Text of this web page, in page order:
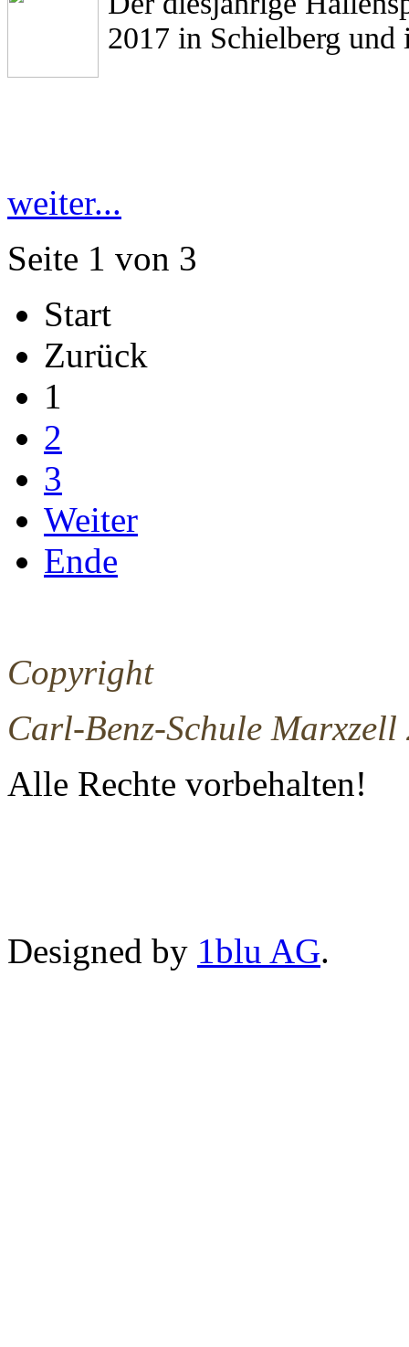
2017 in Schielberg und
weiter...
Seite 1 von 3
Start
Zurück
1
2
3
Weiter
Ende
Copyright
Carl-Benz-Schule Marxzell
Alle Rechte vorbehalten!
Hindi
Blue
Designed by 1blu AG.